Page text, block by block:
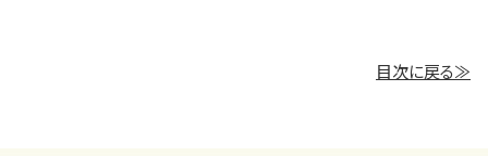
目次に戻る≫